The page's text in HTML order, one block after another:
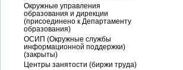
Окружные управления
образования и дирекции
(присоединено к Департаменту
образования)
ОСИП (Окружные службы
информационной поддержки)
(закрыты)
Центры занятости (биржи труда)